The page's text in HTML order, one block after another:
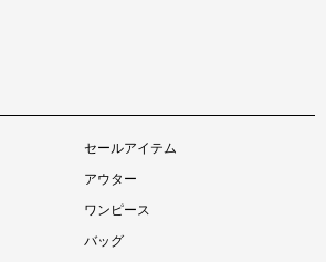
セールアイテム
アウター
ワンピース
バッグ